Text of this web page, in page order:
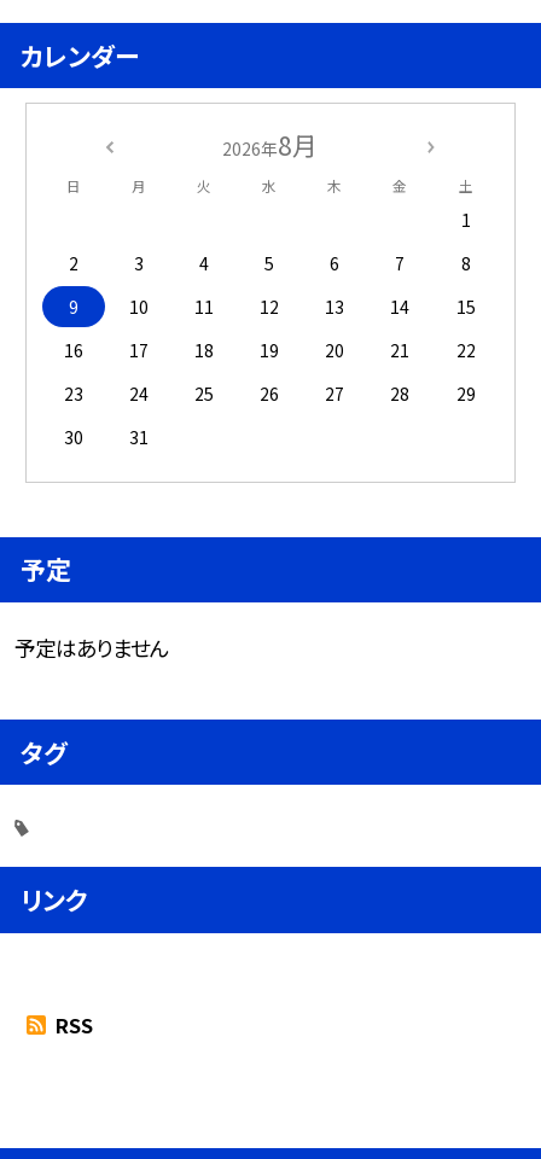
カレンダー
2026年8月
日 月 火 水 木 金 土
1
2
3 4 5 6 7
8
9
10 11 12 13 14
15
16
17 18 19 20 21
22
23
24 25 26 27 28
29
30
31
予定
予定はありません
タグ
リンク
RSS